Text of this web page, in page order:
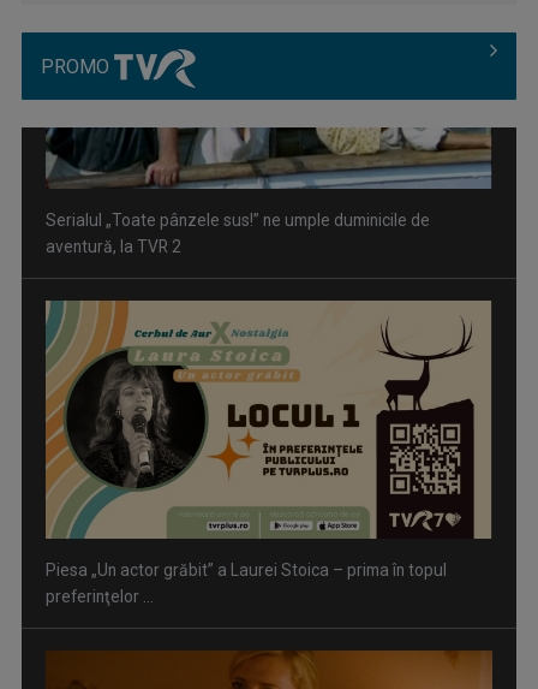
PROMO
Piesa „Un actor grăbit” a Laurei Stoica – prima în topul
preferinţelor ...